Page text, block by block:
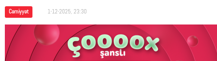
Cəmiyyət 1-12-2025, 23:30